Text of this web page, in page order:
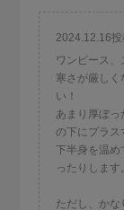
2024.12.16
ワンピース、
寒さが厳しく
い！
あまり厚ぼ
の下にプラス
下半身を温め
ったりします。
ただし、かな